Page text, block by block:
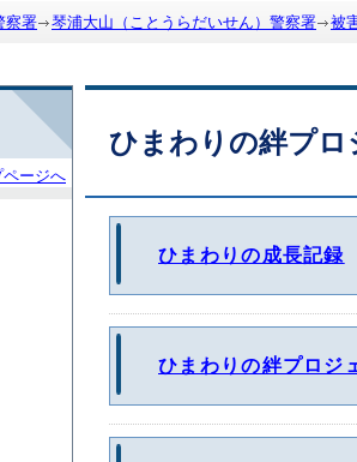
察署 琴浦大山（ことうらだいせん）警察署 被
ージへ
ひまわりの絆プロ
ひまわりの成長記録
ひまわりの絆プロジ